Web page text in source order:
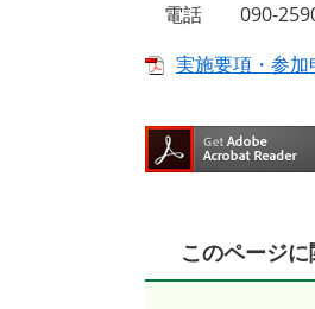
電話 090-
実施要項・参
このページ